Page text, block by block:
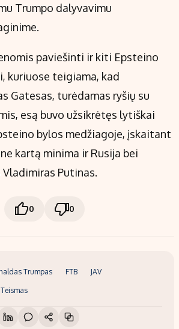
Trumpo dalyvavimu
paviešinti ir kiti Epsteino
kuriuose teigiama, kad
Gatesas, turėdamas ryšių su
esą buvo užsikrėtęs lytiškai
bylos medžiagoje, įskaitant
kartą minima ir Rusija bei
Putinas.
0 0
Trumpas FTB JAV
Teismas